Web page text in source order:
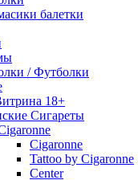
балетки
/ Футболки
18+
Сигареты
Cigaronne
Tattoo by Cigaronne
Center